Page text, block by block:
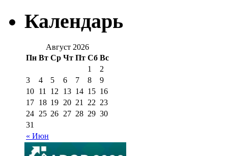
Календарь
Август 2026
Пн Вт Ср Чт Пт Сб Вс
« Июн
1
2
3
4 5 6 7 8
9
10 11 12 13 14 15 16
17 18 19 20 21 22 23
24 25 26 27 28 29 30
31